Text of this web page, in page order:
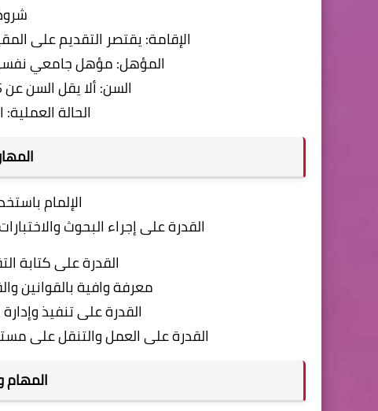
الإقامة: يقتصر التقديم على
المؤهل: مؤهل جامعي
السن: ألا يقل السن عن 25 عاماً ولا يزيد عن 40 عاماً.
الحالة
الإلمام
القدرة على إجراء البحوث
القدرة على كتابة
معرفة وافية بالقوانين
القدرة على تنفيذ
القدرة على العمل والتنقل على
المهام